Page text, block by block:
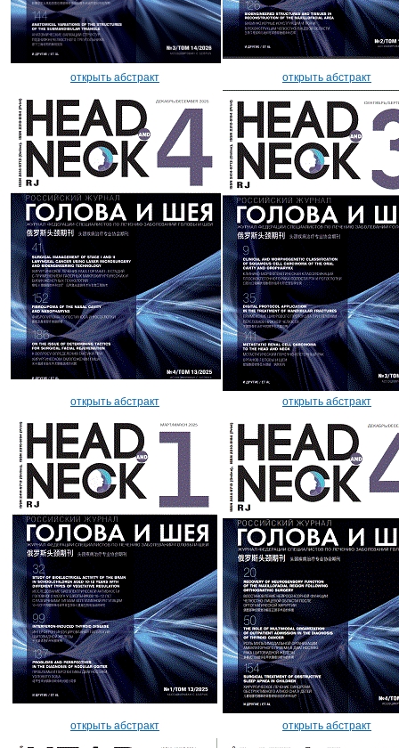
открыть абстракт открыть абстракт
открыть абстракт открыть абстракт
открыть абстракт открыть абстракт